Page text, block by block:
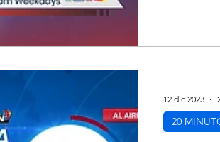
20
12 dic 2023